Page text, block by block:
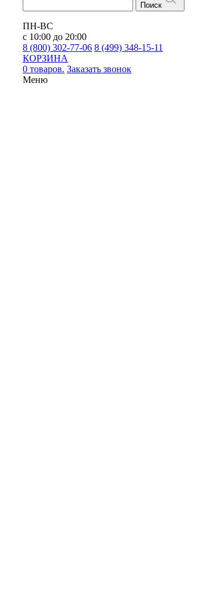
Поиск
ПН-ВС
с 10:00 до 20:00
8 (800) 302-77-06 8 (499) 348-15-11
КОРЗИНА
0 товаров. Заказать звонок
Меню